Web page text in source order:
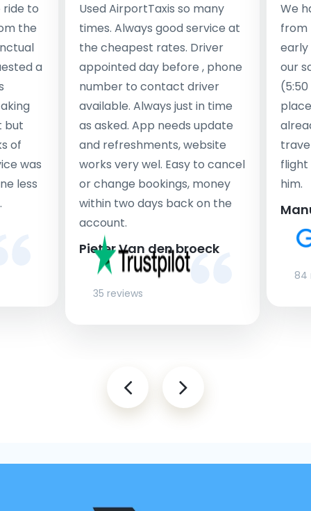
to
the
a
but
of
was
less
Used AirportTaxis so many
times. Always good service at
the cheapest rates. Driver
appointed day before , phone
number to contact driver
available. Always just in time
as asked. App needs update
and refreshments, website
works very wel. Easy to cancel
or change bookings, money
within two days back on the
account.
Pieter Van den broeck
35 reviews
We
from
early
our
flight
him.
84